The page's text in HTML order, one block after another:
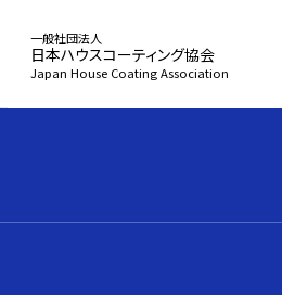
一般社団法人
日本ハウスコーティング協会
Japan House Coating Association